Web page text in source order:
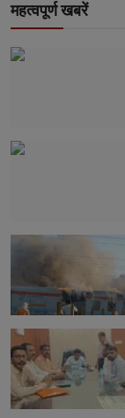
महत्वपूर्ण खबरें